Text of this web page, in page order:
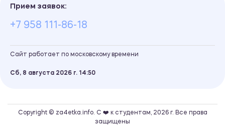
Прием заявок:
+7 958 111-86-18
Сайт работает по московскому времени
Сб, 8 августа 2026 г. 14 50
Copyright © za4etka.info. С ❤️ к студентам, 2026 г. Все права
защищены